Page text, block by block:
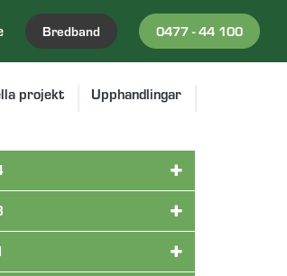
Bredband 0477 - 44 100
projekt Upphandlingar